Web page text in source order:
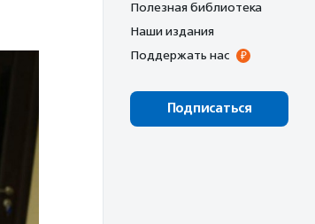
Полезная библиотека
Наши издания
Поддержать нас
Подписаться